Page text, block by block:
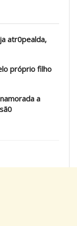
atr0pealda,
próprio filho
a